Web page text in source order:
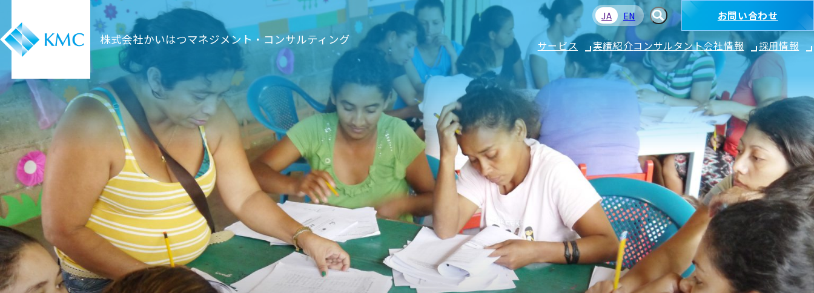
株式会社かいはつマネジメント・コンサルティング
JA EN お問い合わせ
サービス 実績紹介コンサルタント会社情報 採用情報